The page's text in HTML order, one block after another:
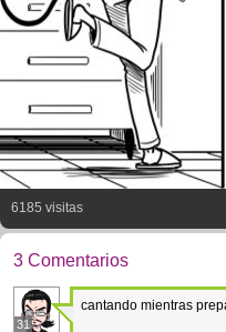
6185 visitas
3 Comentarios
31
cantando mientras